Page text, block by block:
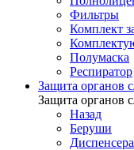
Фильтры
Комплект
Полумаска
Респиратор
Защита органов
Защита органов
Назад
Беруши